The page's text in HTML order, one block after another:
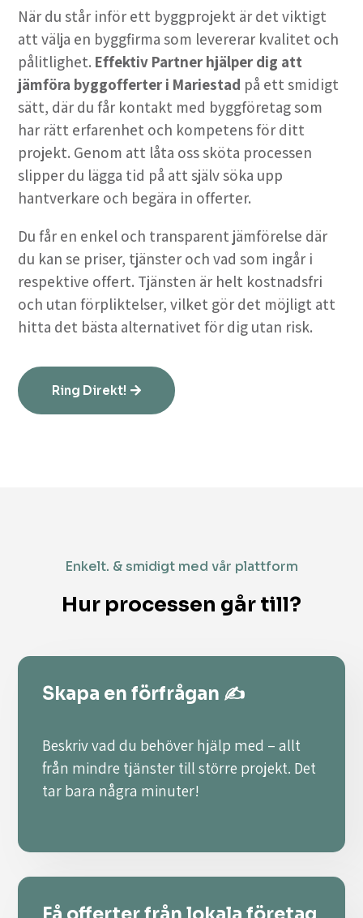
När du står inför ett byggprojekt är det viktigt
att välja en byggfirma som levererar kvalitet och
pålitlighet. Effektiv Partner hjälper dig att
jämföra byggofferter i Mariestad på ett smidigt
sätt, där du får kontakt med byggföretag som
har rätt erfarenhet och kompetens för ditt
projekt. Genom att låta oss sköta processen
slipper du lägga tid på att själv söka upp
hantverkare och begära in offerter.
Du får en enkel och transparent jämförelse där
du kan se priser, tjänster och vad som ingår i
respektive offert. Tjänsten är helt kostnadsfri
och utan förpliktelser, vilket gör det möjligt att
hitta det bästa alternativet för dig utan risk.
Ring Direkt!
Enkelt. & smidigt med vår plattform
Hur processen går till?
Skapa en förfrågan ✍️
Beskriv vad du behöver hjälp med – allt
från mindre tjänster till större projekt. Det
tar bara några minuter!